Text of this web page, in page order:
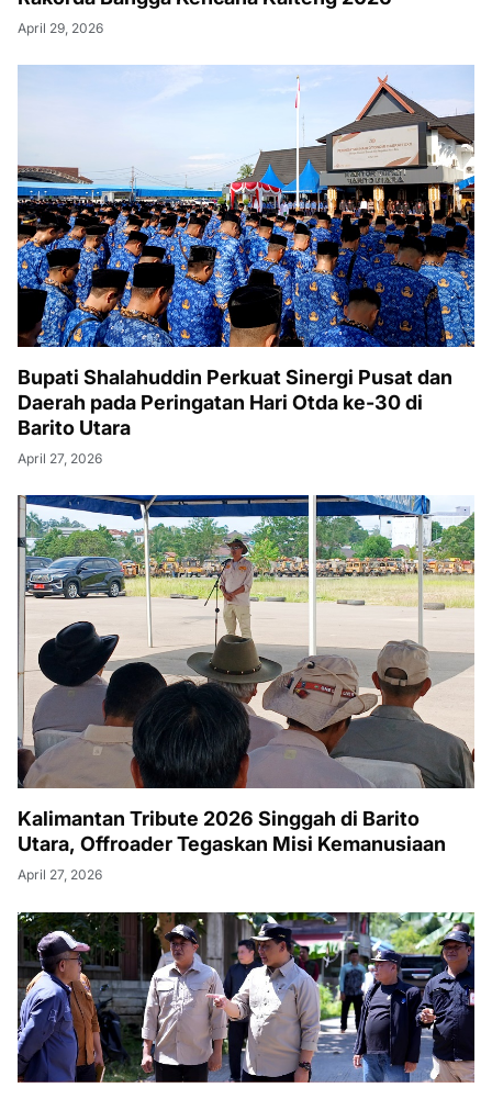
April 29, 2026
Bupati Shalahuddin Perkuat Sinergi Pusat dan
Daerah pada Peringatan Hari Otda ke-30 di
Barito Utara
April 27, 2026
Kalimantan Tribute 2026 Singgah di Barito
Utara, Offroader Tegaskan Misi Kemanusiaan
April 27, 2026